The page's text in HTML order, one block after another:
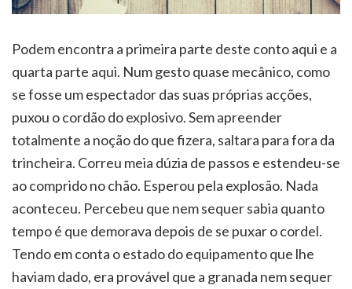
Podem encontra a primeira parte deste conto aqui e a
quarta parte aqui. Num gesto quase mecânico, como
se fosse um espectador das suas próprias acções,
puxou o cordão do explosivo. Sem apreender
totalmente a noção do que fizera, saltara para fora da
trincheira. Correu meia dúzia de passos e estendeu-se
ao comprido no chão. Esperou pela explosão. Nada
aconteceu. Percebeu que nem sequer sabia quanto
tempo é que demorava depois de se puxar o cordel.
Tendo em conta o estado do equipamento que lhe
haviam dado, era provável que a granada nem sequer